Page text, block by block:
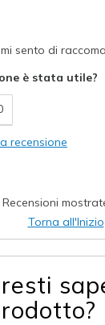
Shoes are for
sento di
è stata utile?
recensione
Recensioni
Torna all'Inizio